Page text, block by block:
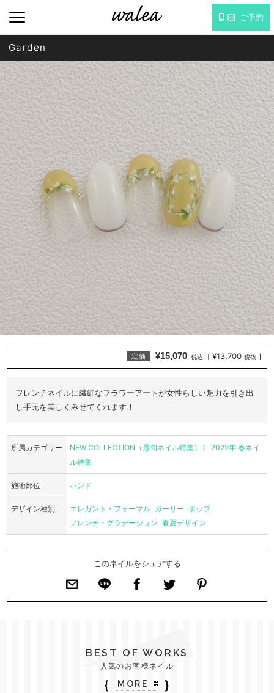
ご予約
Garden
定価 ¥15,070 税込 [ ¥13,700 税抜 ]
フレンチネイルに繊細なフラワーアートが女性らしい魅力を引き出
し手元を美しくみせてくれます！
所属カテゴリー NEW COLLECTION（最旬ネイル特集）
2022年 春ネイ
ル特集
施術部位 ハンド
デザイン種別 エレガント・フォーマル ガーリー ポップ
フレンチ・グラデーション 春夏デザイン
このネイルをシェアする
BEST OF WORKS
人気のお客様ネイル
｛ MORE ｝